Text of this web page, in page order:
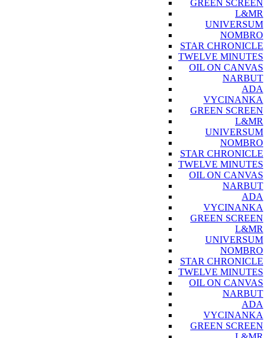
GREEN SCREEN
L&MR
UNIVERSUM
NOMBRO
STAR CHRONICLE
TWELVE MINUTES
OIL ON CANVAS
NARBUT
ADA
VYCINANKA
GREEN SCREEN
L&MR
UNIVERSUM
NOMBRO
STAR CHRONICLE
TWELVE MINUTES
OIL ON CANVAS
NARBUT
ADA
VYCINANKA
GREEN SCREEN
L&MR
UNIVERSUM
NOMBRO
STAR CHRONICLE
TWELVE MINUTES
OIL ON CANVAS
NARBUT
ADA
VYCINANKA
GREEN SCREEN